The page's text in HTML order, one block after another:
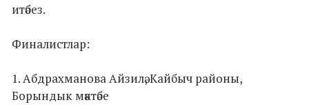
итәбез.
Финалистлар:
1. Абдрахманова Айзилә, Кайбыч районы,
Борындык мәктәбе